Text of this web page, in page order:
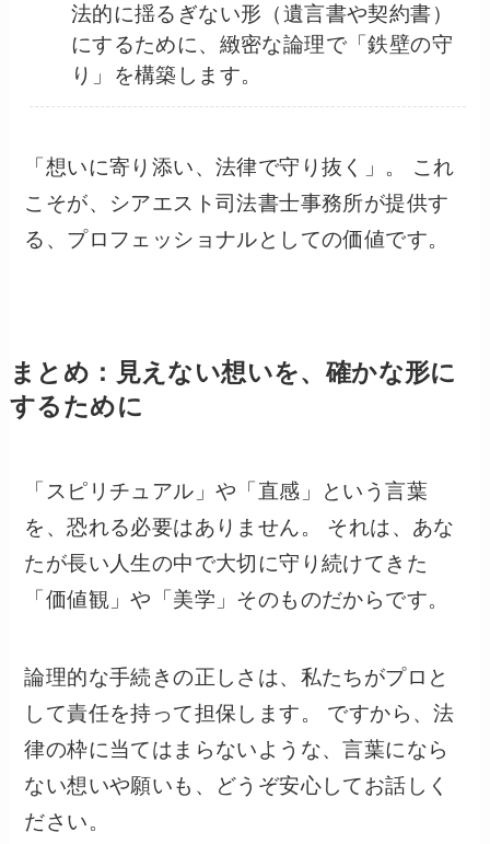
法的に揺るぎない形（遺言書や契約書）
にするために、緻密な論理で「鉄壁の守
り」を構築します。
「想いに寄り添い、法律で守り抜く」。 これ
こそが、シアエスト司法書士事務所が提供す
る、プロフェッショナルとしての価値です。
まとめ：見えない想いを、確かな形に
するために
「スピリチュアル」や「直感」という言葉
を、恐れる必要はありません。 それは、あな
たが長い人生の中で大切に守り続けてきた
「価値観」や「美学」そのものだからです。
論理的な手続きの正しさは、私たちがプロと
して責任を持って担保します。 ですから、法
律の枠に当てはまらないような、言葉になら
ない想いや願いも、どうぞ安心してお話しく
ださい。